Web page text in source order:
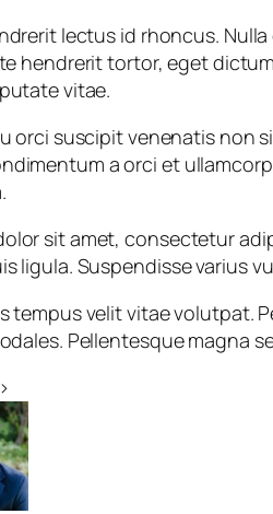
lectus id rhoncus.
hendrerit tortor, eget
vitae.
orci suscipit venenatis non
a orci et
sit amet, consectetur
ligula. Suspendisse varius
tempus velit vitae volutpat.
Pellentesque magna